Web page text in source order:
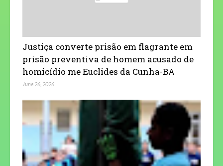
Justiça converte prisão em flagrante em
prisão preventiva de homem acusado de
homicídio me Euclides da Cunha-BA
June 26, 2026